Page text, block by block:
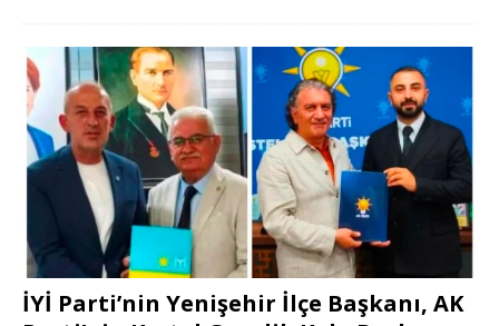
İYİ Parti’nin Yenişehir İlçe Başkanı, AK